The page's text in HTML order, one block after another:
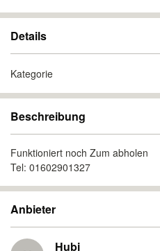
Details
Kategorie
Beschreibung
Funktioniert noch Zum abholen
Tel: 01602901327
Anbieter
Hubi